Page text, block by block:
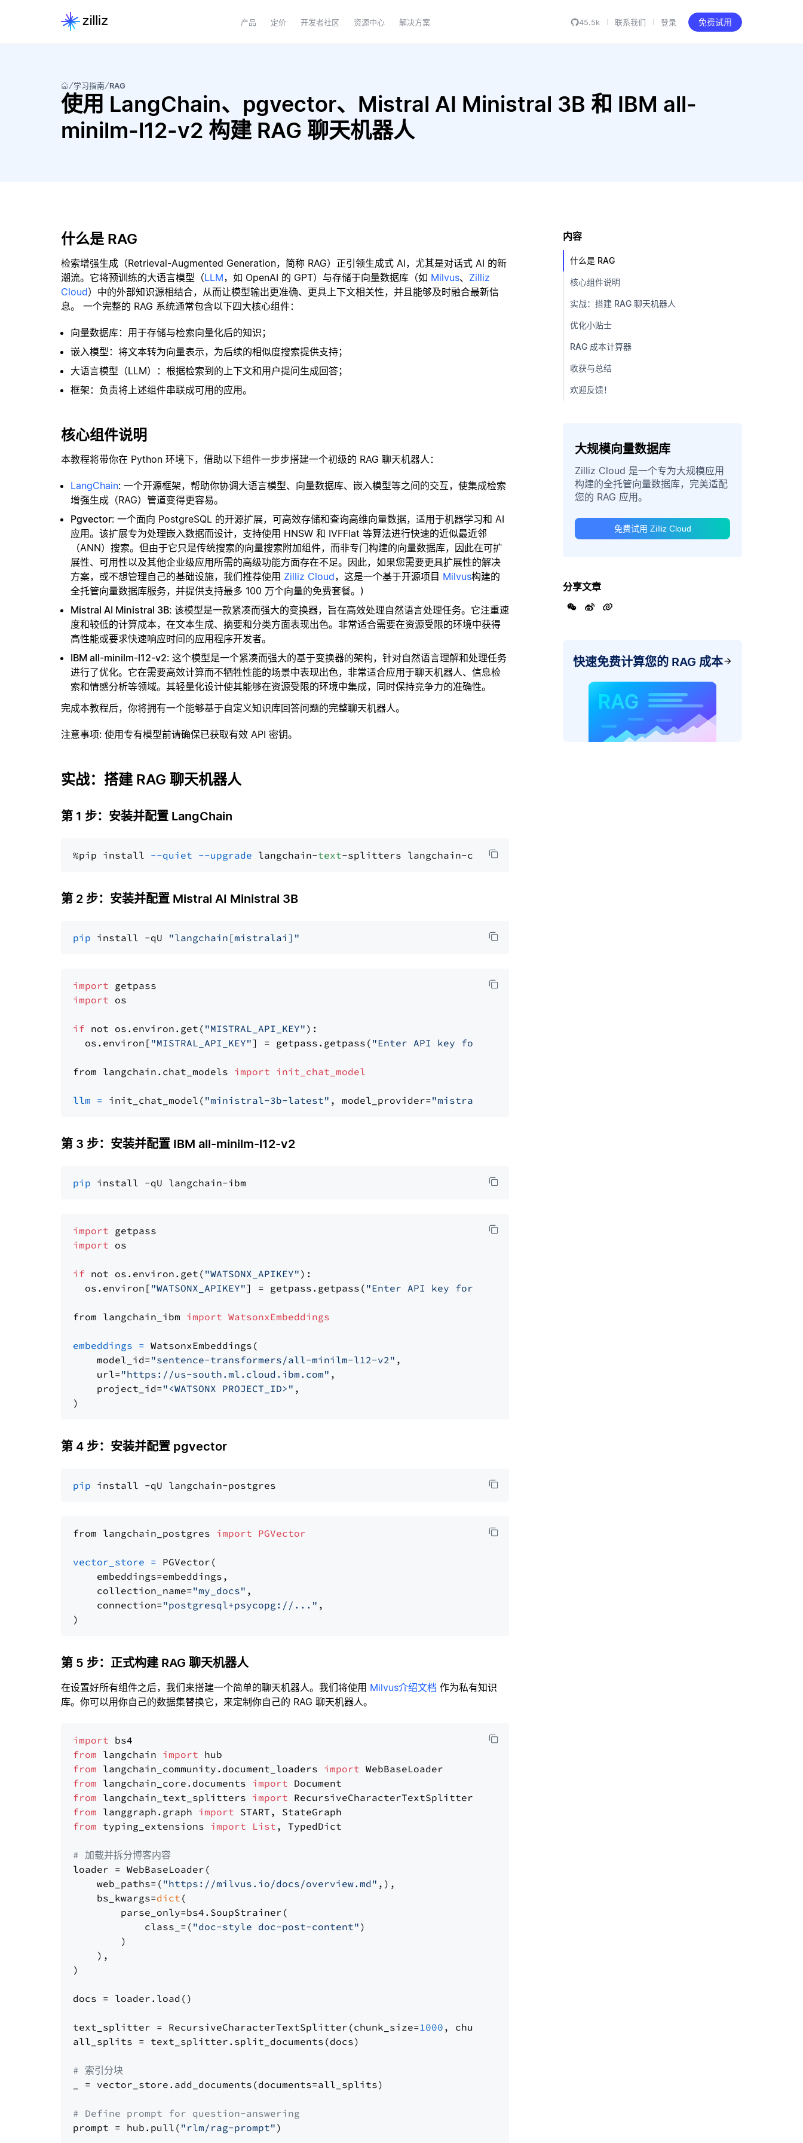
产品 定价 开发者社区 资源中心 解决方案 45.5k 联系我们 登录 免费试用
学习指南 RAG
使用 LangChain、pgvector、Mistral AI Ministral 3B 和 IBM all-
minilm-l12-v2 构建 RAG 聊天机器人
什么是 RAG
检索增强生成（Retrieval-Augmented Generation，简称 RAG）正引领生成式 AI，尤其是对话式 AI 的新
潮流。它将预训练的大语言模型（LLM，如 OpenAI 的 GPT）与存储于向量数据库（如 Milvus、 Zilliz
Cloud）中的外部知识源相结合，从而让模型输出更准确、更具上下文相关性，并且能够及时融合最新信
息。 一个完整的 RAG 系统通常包含以下四大核心组件：
向量数据库：用于存储与检索向量化后的知识；
嵌入模型：将文本转为向量表示，为后续的相似度搜索提供支持；
大语言模型（LLM）：根据检索到的上下文和用户提问生成回答；
框架：负责将上述组件串联成可用的应用。
核心组件说明
本教程将带你在 Python 环境下，借助以下组件一步步搭建一个初级的 RAG 聊天机器人：
LangChain: 一个开源框架，帮助你协调大语言模型、向量数据库、嵌入模型等之间的交互，使集成检索
增强生成（RAG）管道变得更容易。
Pgvector: 一个面向 PostgreSQL 的开源扩展，可高效存储和查询高维向量数据，适用于机器学习和 AI
应用。该扩展专为处理嵌入数据而设计，支持使用 HNSW 和 IVFFlat 等算法进行快速的近似最近邻
（ANN）搜索。但由于它只是传统搜索的向量搜索附加组件，而非专门构建的向量数据库，因此在可扩
展性、可用性以及其他企业级应用所需的高级功能方面存在不足。因此，如果您需要更具扩展性的解决
方案，或不想管理自己的基础设施，我们推荐使用 Zilliz Cloud，这是一个基于开源项目 Milvus构建的
全托管向量数据库服务，并提供支持最多 100 万个向量的免费套餐。)
Mistral AI Ministral 3B: 该模型是一款紧凑而强大的变换器，旨在高效处理自然语言处理任务。它注重速
度和较低的计算成本，在文本生成、摘要和分类方面表现出色。非常适合需要在资源受限的环境中获得
高性能或要求快速响应时间的应用程序开发者。
IBM all-minilm-l12-v2: 这个模型是一个紧凑而强大的基于变换器的架构，针对自然语言理解和处理任务
进行了优化。它在需要高效计算而不牺牲性能的场景中表现出色，非常适合应用于聊天机器人、信息检
索和情感分析等领域。其轻量化设计使其能够在资源受限的环境中集成，同时保持竞争力的准确性。
完成本教程后，你将拥有一个能够基于自定义知识库回答问题的完整聊天机器人。
注意事项: 使用专有模型前请确保已获取有效 API 密钥。
实战：搭建 RAG 聊天机器人
第 1 步：安装并配置 LangChain
%pip install --quiet --upgrade langchain-text
第 2 步：安装并配置 Mistral AI Ministral 3B
pip install -qU "langchain[mistralai]"
import
import os
if not os.environ.get( "MISTRAL_API_KEY" ):
  os.environ[
"MISTRAL_API_KEY"] = getpass.getpass( "Enter API key for Mistral AI: "
from langchain.chat_models import init_chat_model
llm = init_chat_model( "ministral-3b-latest" , model_provider="mistralai"
第 3 步：安装并配置 IBM all-minilm-l12-v2
pip
import
import os
if not os.environ.get( "WATSONX_APIKEY" ):
  os.environ[
"WATSONX_APIKEY"] = getpass.getpass( "Enter API key for IBM watsonx: "
from langchain_ibm import WatsonxEmbeddings
embeddings = WatsonxEmbeddings(
    model_id=
"sentence-transformers/all-minilm-l12-v2" ,
    url=
"https://us-south.ml.cloud.ibm.com" ,
    project_id=
"<WATSONX PROJECT_ID>" ,
第 4 步：安装并配置 pgvector
pip
from langchain_postgres import PGVector
vector_store = PGVector(
    embeddings=embeddings,
    collection_name=
"my_docs" ,
    connection=
"postgresql+psycopg://..." ,
第 5 步：正式构建 RAG 聊天机器人
在设置好所有组件之后，我们来搭建一个简单的聊天机器人。我们将使用 Milvus介绍文档 作为私有知识
库。你可以用你自己的数据集替换它，来定制你自己的 RAG 聊天机器人。
import
from langchain import
from langchain_community.document_loaders import
from langchain_core.documents import
from langchain_text_splitters import
from langgraph.graph import
from typing_extensions import List , TypedDict
# 加载并拆分博客内容
loader = WebBaseLoader(
    web_paths=(
"https://milvus.io/docs/overview.md" ,),
    bs_kwargs=
dict (
        parse_only=bs4.SoupStrainer(
            class_=(
"doc-style doc-post-content" )
        )
    ),
)
docs = loader.load()
text_splitter = RecursiveCharacterTextSplitter(chunk_size=1000 , chunk_overlap=
all_splits = text_splitter.split_documents(docs)
# 索引分块
_ = vector_store.add_documents(documents=all_splits)
# Define prompt for question-answering
prompt = hub.pull( "rlm/rag-prompt" )
内容
什么是 RAG
核心组件说明
实战：搭建 RAG 聊天机器人
优化小贴士
RAG 成本计算器
收获与总结
欢迎反馈！
大规模向量数据库
Zilliz Cloud 是一个专为大规模应用
构建的全托管向量数据库，完美适配
您的 RAG 应用。
免费试用 Zilliz Cloud
分享文章
快速免费计算您的 RAG 成本